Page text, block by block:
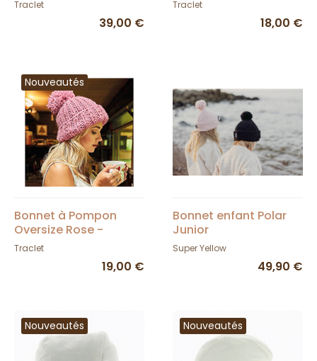
Traclet
39,00 €
Traclet
18,00 €
Nouveautés
Bonnet à Pompon
Oversize Rose -
Traclet
Traclet
19,00 €
Bonnet enfant Polar
Junior
Super Yellow
49,90 €
Nouveautés Nouveautés